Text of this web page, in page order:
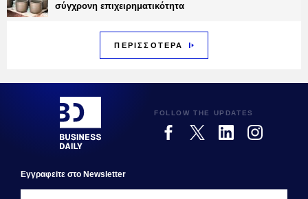
σύγχρονη επιχειρηματικότητα
ΠΕΡΙΣΣΟΤΕΡΑ
FOLLOW THE UPDATES
Εγγραφεiτε στο Newsletter